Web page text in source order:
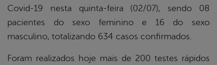
Covid-19 nesta quinta-feira (02/07), sendo 08
pacientes do sexo feminino e 16 do sexo
masculino, totalizando 634 casos confirmados.
Foram realizados hoje mais de 200 testes rápidos